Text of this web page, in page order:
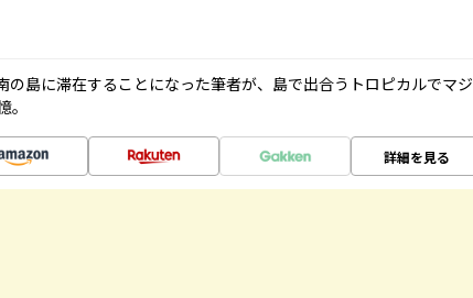
の島に滞在することになった筆者が、島で出合うトロピカルでマジ
詳細を見る